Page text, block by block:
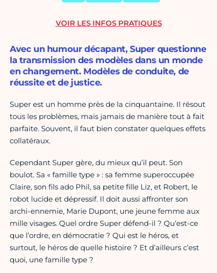
Avec un humour décapant, Super questionne
la transmission des modèles dans un monde
en changement. Modèles de conduite, de
réussite et de justice.
Super est un homme près de la cinquantaine. Il résout
tous les problèmes, mais jamais de manière tout à fait
parfaite. Souvent, il faut bien constater quelques effets
collatéraux.
Cependant Super gère, du mieux qu’il peut. Son
boulot. Sa « famille type » : sa femme superoccupée
Claire, son fils ado Phil, sa petite fille Liz, et Robert, le
robot lucide et dépressif. Il doit aussi affronter son
archi-ennemie, Marie Dupont, une jeune femme aux
mille visages. Quel ordre Super défend-il ? Qu’est-ce
que l’ordre, en démocratie ? Qui est le héros, et
surtout, le héros de quelle histoire ? Et d’ailleurs c’est
quoi, une famille type ?
VOIR LES INFOS PRATIQUES